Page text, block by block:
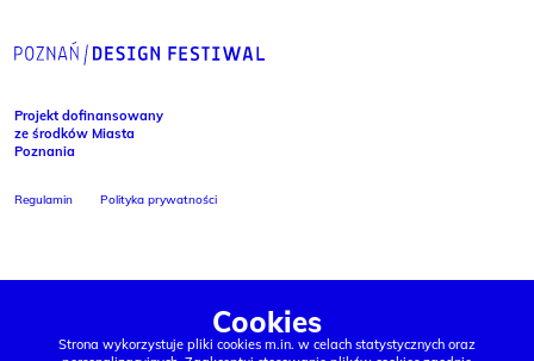
Projekt dofinansowany
ze środków Miasta
Poznania
Regulamin Polityka prywatności
Cookies
Strona wykorzystuje pliki cookies m.in. w celach statystycznych oraz